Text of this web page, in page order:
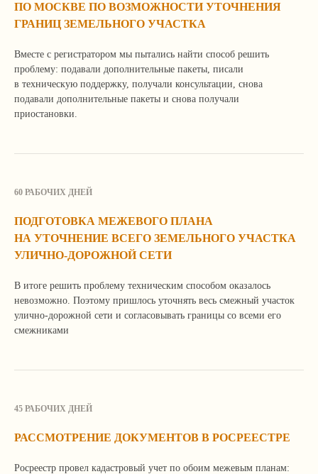
ПО МОСКВЕ ПО ВОЗМОЖНОСТИ УТОЧНЕНИЯ
ГРАНИЦ ЗЕМЕЛЬНОГО УЧАСТКА
Вместе с регистратором мы пытались найти способ решить
проблему: подавали дополнительные пакеты, писали
в техническую поддержку, получали консультации, снова
подавали дополнительные пакеты и снова получали
приостановки.
60 РАБОЧИХ ДНЕЙ
ПОДГОТОВКА МЕЖЕВОГО ПЛАНА
НА УТОЧНЕНИЕ ВСЕГО ЗЕМЕЛЬНОГО УЧАСТКА
УЛИЧНО-ДОРОЖНОЙ СЕТИ
В итоге решить проблему техническим способом оказалось
невозможно. Поэтому пришлось уточнять весь смежный участок
улично-дорожной сети и согласовывать границы со всеми его
смежниками
45 РАБОЧИХ ДНЕЙ
РАССМОТРЕНИЕ ДОКУМЕНТОВ В РОСРЕЕСТРЕ
Росреестр провел кадастровый учет по обоим межевым планам:
У вас похожая задача?
Отправить
Мы свяжемся с вами, уточним детали